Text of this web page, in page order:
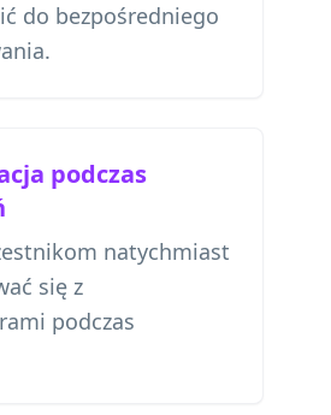
do bezpośredniego
podczas
natychmiast
się z
podczas